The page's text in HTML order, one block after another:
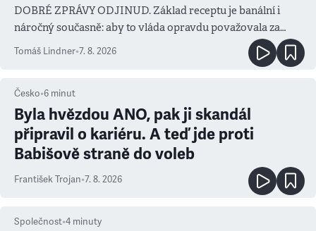
DOBRÉ ZPRÁVY ODJINUD. Základ receptu je banální i
náročný současně: aby to vláda opravdu považovala za
prioritu
Tomáš Lindner•7. 8. 2026
Česko•6 minut
Byla hvězdou ANO, pak ji skandál
připravil o kariéru. A teď jde proti
Babišově straně do voleb
František Trojan•7. 8. 2026
Společnost•4 minuty